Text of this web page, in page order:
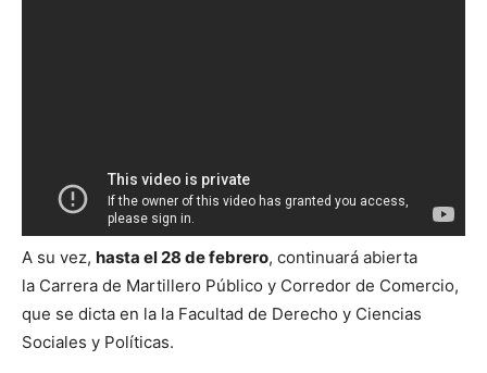
A su vez, hasta el 28 de febrero, continuará abierta
la Carrera de Martillero Público y Corredor de Comercio,
que se dicta en la la Facultad de Derecho y Ciencias
Sociales y Políticas.